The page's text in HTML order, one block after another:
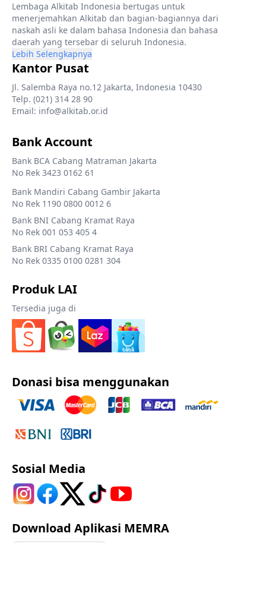
Lembaga Alkitab Indonesia bertugas untuk
menerjemahkan Alkitab dan bagian-bagiannya dari
naskah asli ke dalam bahasa Indonesia dan bahasa
daerah yang tersebar di seluruh Indonesia.
Lebih Selengkapnya
Kantor Pusat
Jl. Salemba Raya no.12 Jakarta, Indonesia 10430
Telp. (021) 314 28 90
Email: info@alkitab.or.id
Bank Account
Bank BCA Cabang Matraman Jakarta
No Rek 3423 0162 61
Bank Mandiri Cabang Gambir Jakarta
No Rek 1190 0800 0012 6
Bank BNI Cabang Kramat Raya
No Rek 001 053 405 4
Bank BRI Cabang Kramat Raya
No Rek 0335 0100 0281 304
Produk LAI
Tersedia juga di
Donasi bisa menggunakan
Sosial Media
Download Aplikasi MEMRA